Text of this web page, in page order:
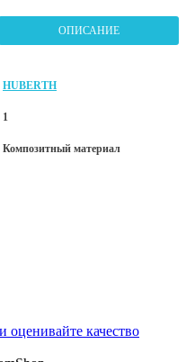
ОПИСАНИЕ
HUBERTH
1
Композитный материал